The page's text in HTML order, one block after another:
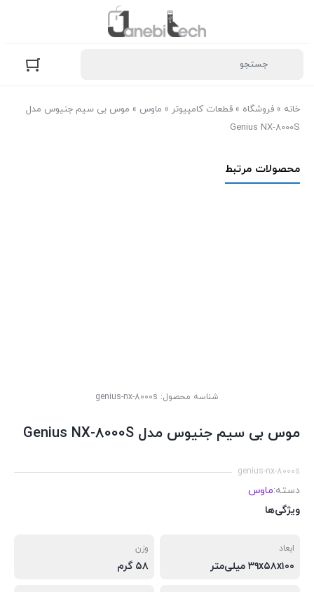
خانه » فروشگاه » قطعات کامپیوتر » ماوس » موس بی سیم جنیوس مدل
Genius NX-8000S
محصولات مرتبط
شناسه محصول: genius-nx-8000s
موس بی سیم جنیوس مدل Genius NX-8000S
genius-nx-8000s
دسته:ماوس
ویژگی‌ها
ابعاد
۳۹x۵۸x۱۰۰ میلی‌متر
وزن
۵۸ گرم